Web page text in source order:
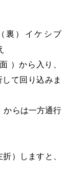
裏）イケシブ
）から入り、
て回り込みま
からは一方通行
）しますと、